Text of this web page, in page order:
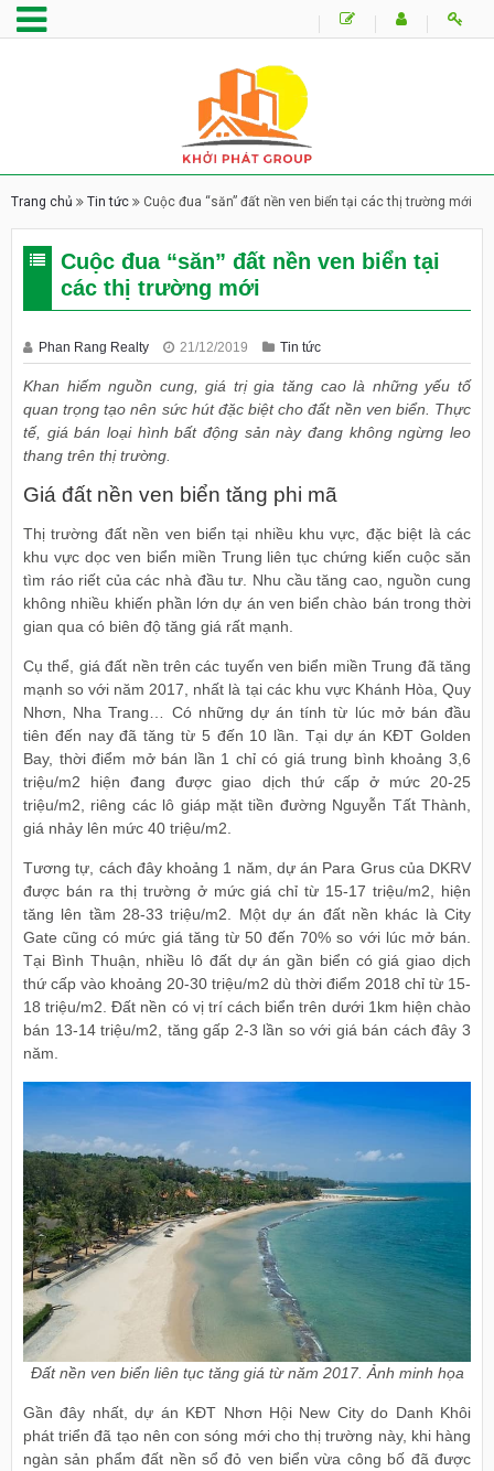
Trang chủ Tin tức Cuộc đua “săn” đất nền ven biển tại các thị trường mới
Cuộc đua “săn” đất nền ven biển tại
các thị trường mới
Phan Rang Realty 21/12/2019 Tin tức
Khan hiếm nguồn cung, giá trị gia tăng cao là những yếu tố
quan trọng tạo nên sức hút đặc biệt cho đất nền ven biển. Thực
tế, giá bán loại hình bất động sản này đang không ngừng leo
thang trên thị trường.
Giá đất nền ven biển tăng phi mã
Thị trường đất nền ven biển tại nhiều khu vực, đặc biệt là các
khu vực dọc ven biển miền Trung liên tục chứng kiến cuộc săn
tìm ráo riết của các nhà đầu tư. Nhu cầu tăng cao, nguồn cung
không nhiều khiến phần lớn dự án ven biển chào bán trong thời
gian qua có biên độ tăng giá rất mạnh.
Cụ thể, giá đất nền trên các tuyến ven biển miền Trung đã tăng
mạnh so với năm 2017, nhất là tại các khu vực Khánh Hòa, Quy
Nhơn, Nha Trang… Có những dự án tính từ lúc mở bán đầu
tiên đến nay đã tăng từ 5 đến 10 lần. Tại dự án KĐT Golden
Bay, thời điểm mở bán lần 1 chỉ có giá trung bình khoảng 3,6
triệu/m2 hiện đang được giao dịch thứ cấp ở mức 20-25
triệu/m2, riêng các lô giáp mặt tiền đường Nguyễn Tất Thành,
giá nhảy lên mức 40 triệu/m2.
Tương tự, cách đây khoảng 1 năm, dự án Para Grus của DKRV
được bán ra thị trường ở mức giá chỉ từ 15-17 triệu/m2, hiện
tăng lên tầm 28-33 triệu/m2. Một dự án đất nền khác là City
Gate cũng có mức giá tăng từ 50 đến 70% so với lúc mở bán.
Tại Bình Thuận, nhiều lô đất dự án gần biển có giá giao dịch
thứ cấp vào khoảng 20-30 triệu/m2 dù thời điểm 2018 chỉ từ 15-
18 triệu/m2. Đất nền có vị trí cách biển trên dưới 1km hiện chào
bán 13-14 triệu/m2, tăng gấp 2-3 lần so với giá bán cách đây 3
năm.
Đất nền ven biển liên tục tăng giá từ năm 2017. Ảnh minh họa
Gần đây nhất, dự án KĐT Nhơn Hội New City do Danh Khôi
phát triển đã tạo nên con sóng mới cho thị trường này, khi hàng
ngàn sản phẩm đất nền sổ đỏ ven biển vừa công bố đã được